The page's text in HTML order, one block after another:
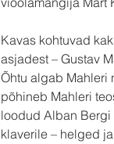
Kavas kohtuvad
asjadest – Gustav
Õhtu algab Mahleri
põhineb Mahleri
loodud Alban Bergi
klaverile – helged